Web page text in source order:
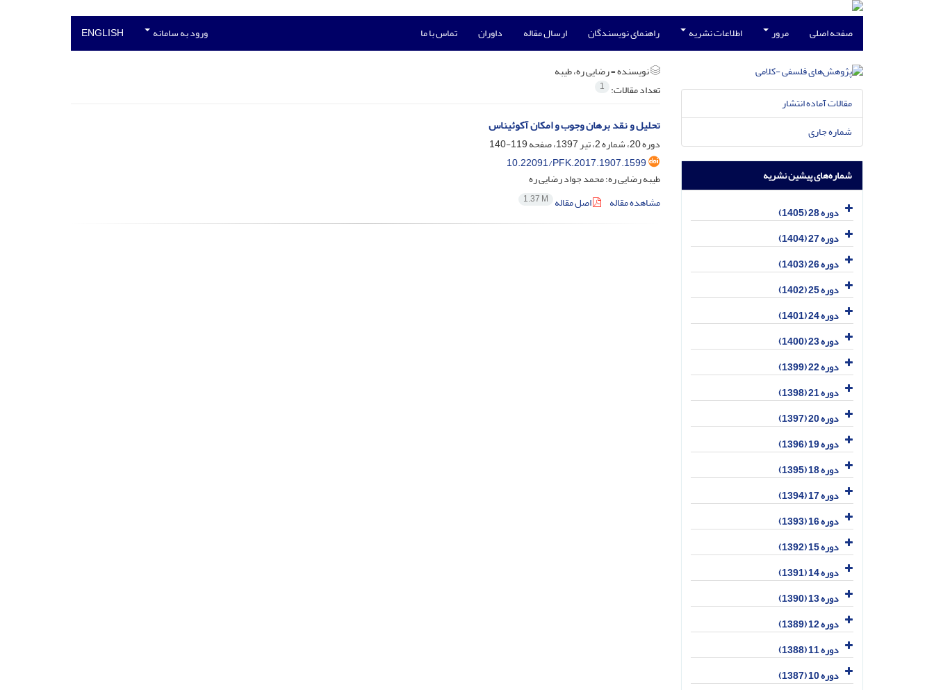
صفحه اصلی مرور اطلاعات نشریه راهنمای نویسندگان ارسال مقاله داوران تماس با ما ورود به سامانه ENGLISH
نویسنده =رضایی ره، طیبه
تعداد مقالات: 1
تحلیل و نقد برهان وجوب و امکان آکوئیناس
دوره 20، شماره 2، تیر 1397، صفحه
119-140
10.22091/PFK.2017.1907.1599
طیبه رضایی ره؛ محمد جواد رضایی ره
مشاهده مقاله
اصل مقاله 1.37 M
مقالات آماده انتشار
شماره جاری
شماره‌های پیشین نشریه
دوره 28 (1405)
دوره 27 (1404)
دوره 26 (1403)
دوره 25 (1402)
دوره 24 (1401)
دوره 23 (1400)
دوره 22 (1399)
دوره 21 (1398)
دوره 20 (1397)
دوره 19 (1396)
دوره 18 (1395)
دوره 17 (1394)
دوره 16 (1393)
دوره 15 (1392)
دوره 14 (1391)
دوره 13 (1390)
دوره 12 (1389)
دوره 11 (1388)
دوره 10 (1387)